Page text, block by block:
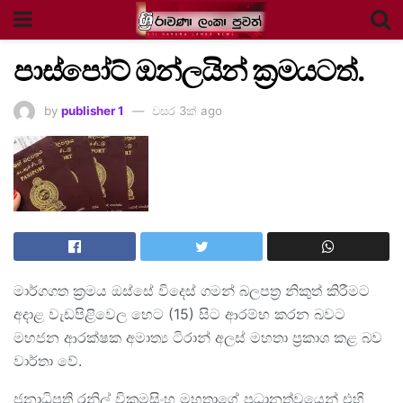
පාස්පෝට් ඔන්ලයින් ක්‍රමයටත්.
by publisher 1 වසර 3ක් ago
මාර්ගගත ක්‍රමය ඔස්සේ විදෙස් ගමන් බලපත්‍ර නිකුත් කිරීමට
අදාළ වැඩපිළිවෙල හෙට (15) සිට ආරම්භ කරන බවට
මහජන ආරක්ෂක අමාත්‍ය ටිරාන් අලස් මහතා ප්‍රකාශ කළ බව
වාර්තා වේ.
ජනාධිපති රනිල් වික්‍රමසිංහ මහතාගේ ප්‍රධානත්වයෙන් එහි